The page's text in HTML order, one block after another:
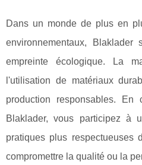
Dans un monde de plus en
environnementaux, Blaklader
empreinte écologique. La
l'utilisation de matériaux
production responsables. En
Blaklader, vous participez à
pratiques plus respectueuses
compromettre la qualité ou la